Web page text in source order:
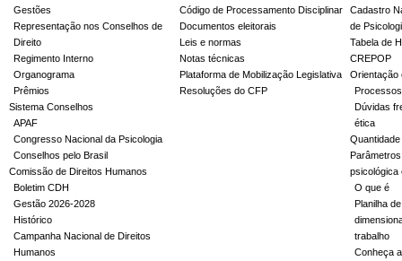
Gestões
Representação nos Conselhos de
Direito
Regimento Interno
Organograma
Prêmios
Sistema Conselhos
APAF
Congresso Nacional da Psicologia
Conselhos pelo Brasil
Comissão de Direitos Humanos
Boletim CDH
Gestão 2026-2028
Histórico
Campanha Nacional de Direitos
Humanos
Código de Processamento Disciplinar
Documentos eleitorais
Leis e normas
Notas técnicas
Plataforma de Mobilização Legislativa
Resoluções do CFP
Cadastro
de
Tabela de
CREPOP
Orientação
Dúvidas
ética
psicológica
O que é
Planilha
trabalho
Conheça